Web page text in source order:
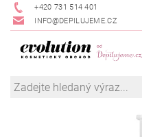
+420 731 514 401
INFO@DEPILUJEME.CZ